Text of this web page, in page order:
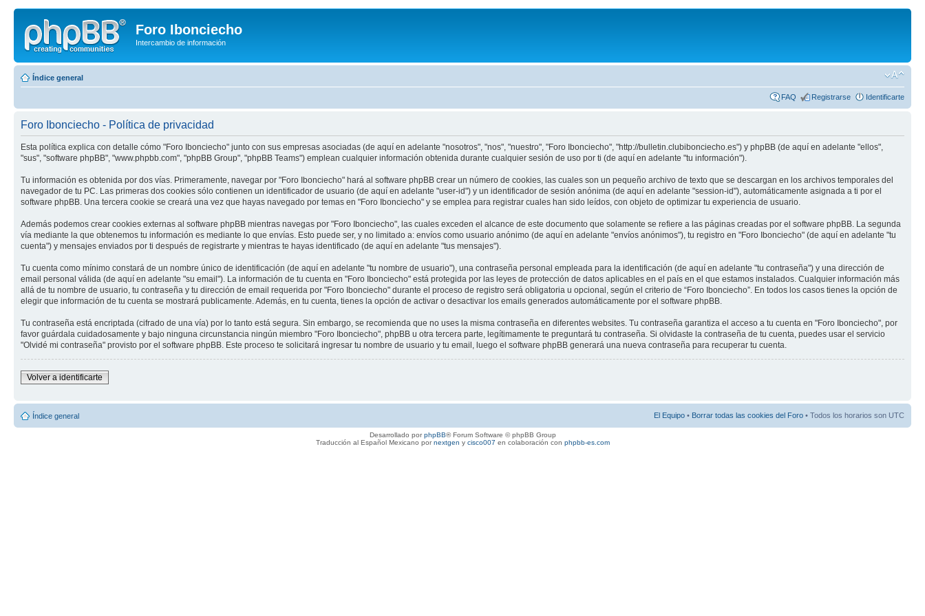
Foro Ibonciecho
Intercambio de información
Índice general
FAQ Registrarse Identificarte
Foro Ibonciecho - Política de privacidad
Esta política explica con detalle cómo "Foro Ibonciecho" junto con sus empresas asociadas (de aquí en adelante "nosotros", "nos", "nuestro", "Foro Ibonciecho", "http://bulletin.clubibonciecho.es") y phpBB (de aquí en adelante "ellos",
"sus", "software phpBB", "www.phpbb.com", "phpBB Group", "phpBB Teams") emplean cualquier información obtenida durante cualquier sesión de uso por ti (de aquí en adelante "tu información").
Tu información es obtenida por dos vías. Primeramente, navegar por "Foro Ibonciecho" hará al software phpBB crear un número de cookies, las cuales son un pequeño archivo de texto que se descargan en los archivos temporales del
navegador de tu PC. Las primeras dos cookies sólo contienen un identificador de usuario (de aquí en adelante "user-id") y un identificador de sesión anónima (de aquí en adelante "session-id"), automáticamente asignada a ti por el
software phpBB. Una tercera cookie se creará una vez que hayas navegado por temas en "Foro Ibonciecho" y se emplea para registrar cuales han sido leídos, con objeto de optimizar tu experiencia de usuario.
Además podemos crear cookies externas al software phpBB mientras navegas por "Foro Ibonciecho", las cuales exceden el alcance de este documento que solamente se refiere a las páginas creadas por el software phpBB. La segunda
vía mediante la que obtenemos tu información es mediante lo que envías. Esto puede ser, y no limitado a: envíos como usuario anónimo (de aquí en adelante "envíos anónimos"), tu registro en "Foro Ibonciecho" (de aquí en adelante "tu
cuenta") y mensajes enviados por ti después de registrarte y mientras te hayas identificado (de aquí en adelante "tus mensajes").
Tu cuenta como mínimo constará de un nombre único de identificación (de aquí en adelante "tu nombre de usuario"), una contraseña personal empleada para la identificación (de aquí en adelante "tu contraseña") y una dirección de
email personal válida (de aquí en adelante "su email"). La información de tu cuenta en "Foro Ibonciecho" está protegida por las leyes de protección de datos aplicables en el país en el que estamos instalados. Cualquier información más
allá de tu nombre de usuario, tu contraseña y tu dirección de email requerida por "Foro Ibonciecho" durante el proceso de registro será obligatoria u opcional, según el criterio de “Foro Ibonciecho”. En todos los casos tienes la opción de
elegir que información de tu cuenta se mostrará publicamente. Además, en tu cuenta, tienes la opción de activar o desactivar los emails generados automáticamente por el software phpBB.
Tu contraseña está encriptada (cifrado de una vía) por lo tanto está segura. Sin embargo, se recomienda que no uses la misma contraseña en diferentes websites. Tu contraseña garantiza el acceso a tu cuenta en "Foro Ibonciecho", por
favor guárdala cuidadosamente y bajo ninguna circunstancia ningún miembro "Foro Ibonciecho", phpBB u otra tercera parte, legítimamente te preguntará tu contraseña. Si olvidaste la contraseña de tu cuenta, puedes usar el servicio
"Olvidé mi contraseña" provisto por el software phpBB. Este proceso te solicitará ingresar tu nombre de usuario y tu email, luego el software phpBB generará una nueva contraseña para recuperar tu cuenta.
Volver a identificarte
Índice general El Equipo • Borrar todas las cookies del Foro • Todos los horarios son UTC
Desarrollado porphpBB® Forum Software © phpBB Group
Traducción al Español Mexicano pornextgen y cisco007 en colaboración con phpbb-es.com